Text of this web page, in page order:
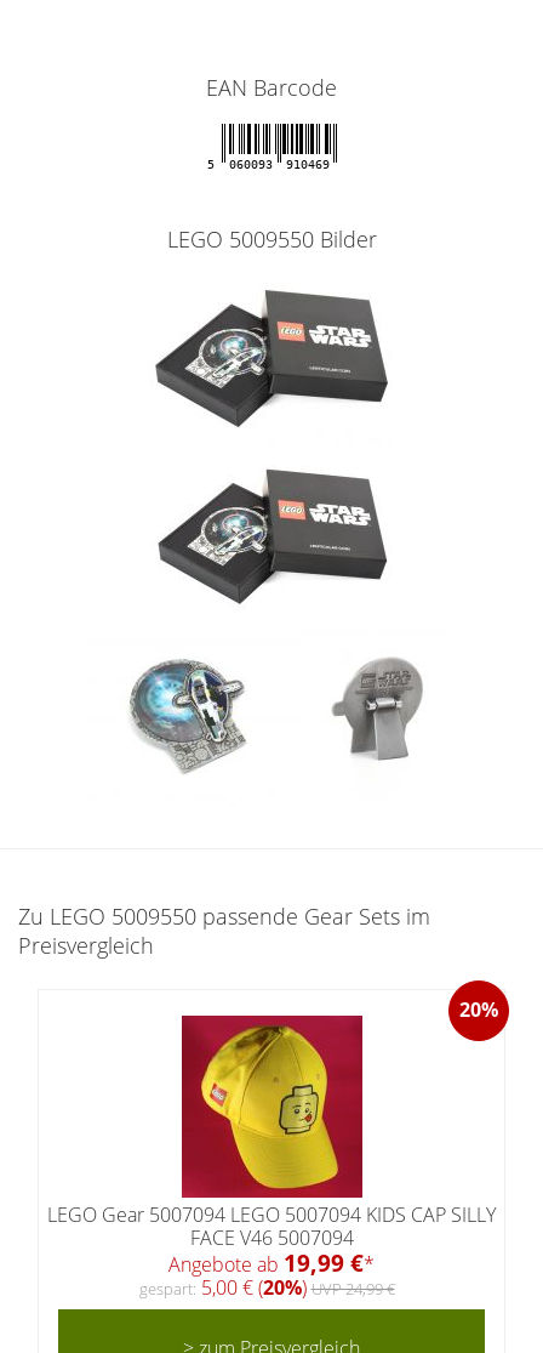
EAN Barcode
5 060093 910469
LEGO 5009550 Bilder
Zu LEGO 5009550 passende Gear Sets im
Preisvergleich
20%
LEGO Gear 5007094 LEGO 5007094 KIDS CAP SILLY
FACE V46 5007094
Angebote ab 19,99 €*
gespart: 5,00 € (20%)UVP 24,99 €